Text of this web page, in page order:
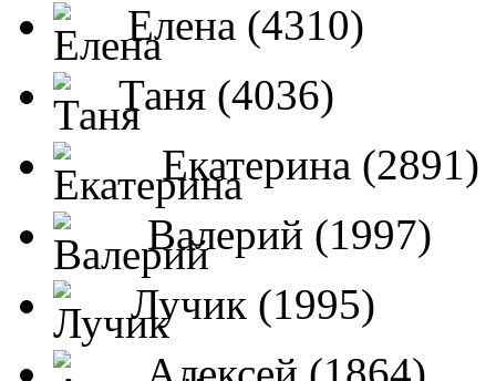
Елена (4310)
Таня (4036)
Екатерина (2891)
Валерий (1997)
Лучик (1995)